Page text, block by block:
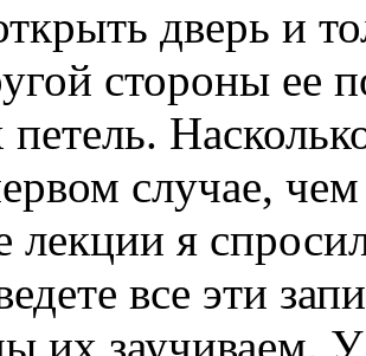
дверь и
стороны ее
случае,
я
все эти